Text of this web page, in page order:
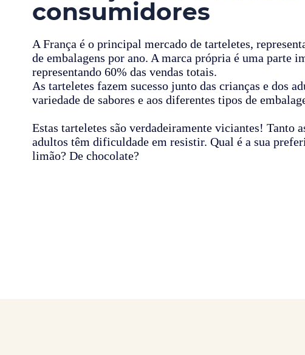
consumidores
A França é o principal mercado de tarteletes,
de embalagens por ano. A marca própria é uma parte
representando 60% das vendas totais.
As tarteletes fazem sucesso junto das crianças e dos
variedade de sabores e aos diferentes tipos de
Estas tarteletes são verdadeiramente viciantes! Tanto
adultos têm dificuldade em resistir. Qual é a sua
limão? De chocolate?